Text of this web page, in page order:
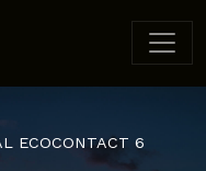
ECOCONTACT 6